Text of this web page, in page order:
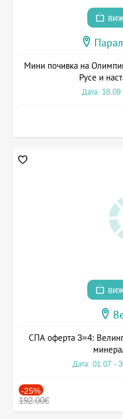
Мини почивка на
Русе и
Дата: 18.09
СПА оферта 3=4:
Дата: 01.07 -
-25%
192.00€